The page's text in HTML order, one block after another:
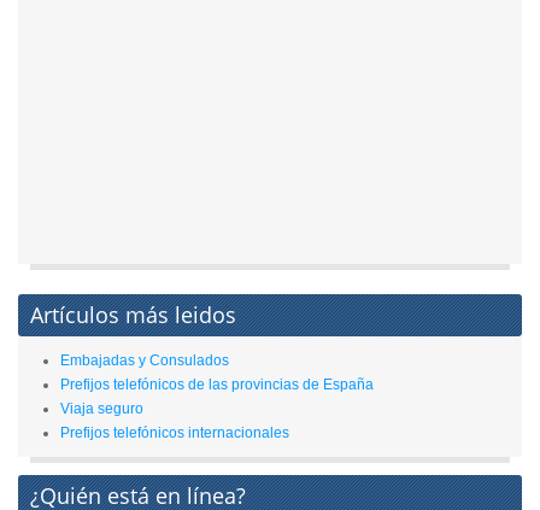
Artículos más leidos
Embajadas y Consulados
Prefijos telefónicos de las provincias de España
Viaja seguro
Prefijos telefónicos internacionales
¿Quién está en línea?